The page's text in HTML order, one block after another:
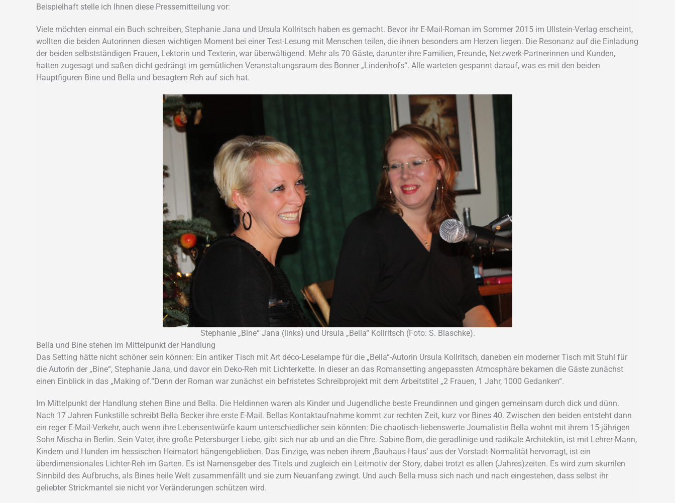
Beispielhaft stelle ich Ihnen diese Pressemitteilung vor:
Viele möchten einmal ein Buch schreiben, Stephanie Jana und Ursula Kollritsch haben es gemacht. Bevor ihr E-Mail-Roman im Sommer 2015 im Ullstein-Verlag erscheint,
wollten die beiden Autorinnen diesen wichtigen Moment bei einer Test-Lesung mit Menschen teilen, die ihnen besonders am Herzen liegen. Die Resonanz auf die Einladung
der beiden selbstständigen Frauen, Lektorin und Texterin, war überwältigend. Mehr als 70 Gäste, darunter ihre Familien, Freunde, Netzwerk-Partnerinnen und Kunden,
hatten zugesagt und saßen dicht gedrängt im gemütlichen Veranstaltungsraum des Bonner „Lindenhofs“. Alle warteten gespannt darauf, was es mit den beiden
Hauptfiguren Bine und Bella und besagtem Reh auf sich hat.
Stephanie „Bine“ Jana (links) und Ursula „Bella“ Kollritsch (Foto: S. Blaschke).
Bella und Bine stehen im Mittelpunkt der Handlung
Das Setting hätte nicht schöner sein können: Ein antiker Tisch mit Art déco-Leselampe für die „Bella“-Autorin Ursula Kollritsch, daneben ein moderner Tisch mit Stuhl für
die Autorin der „Bine“, Stephanie Jana, und davor ein Deko-Reh mit Lichterkette. In dieser an das Romansetting angepassten Atmosphäre bekamen die Gäste zunächst
einen Einblick in das „Making of.“Denn der Roman war zunächst ein befristetes Schreibprojekt mit dem Arbeitstitel „2 Frauen, 1 Jahr, 1000 Gedanken“.
Im Mittelpunkt der Handlung stehen Bine und Bella. Die Heldinnen waren als Kinder und Jugendliche beste Freundinnen und gingen gemeinsam durch dick und dünn.
Nach 17 Jahren Funkstille schreibt Bella Becker ihre erste E-Mail. Bellas Kontaktaufnahme kommt zur rechten Zeit, kurz vor Bines 40. Zwischen den beiden entsteht dann
ein reger E-Mail-Verkehr, auch wenn ihre Lebensentwürfe kaum unterschiedlicher sein könnten: Die chaotisch-liebenswerte Journalistin Bella wohnt mit ihrem 15-jährigen
Sohn Mischa in Berlin. Sein Vater, ihre große Petersburger Liebe, gibt sich nur ab und an die Ehre. Sabine Born, die geradlinige und radikale Architektin, ist mit Lehrer-Mann,
Kindern und Hunden im hessischen Heimatort hängengeblieben. Das Einzige, was neben ihrem ,Bauhaus-Haus’ aus der Vorstadt-Normalität hervorragt, ist ein
überdimensionales Lichter-Reh im Garten. Es ist Namensgeber des Titels und zugleich ein Leitmotiv der Story, dabei trotzt es allen (Jahres)zeiten. Es wird zum skurrilen
Sinnbild des Aufbruchs, als Bines heile Welt zusammenfällt und sie zum Neuanfang zwingt. Und auch Bella muss sich nach und nach eingestehen, dass selbst ihr
geliebter Strickmantel sie nicht vor Veränderungen schützen wird.